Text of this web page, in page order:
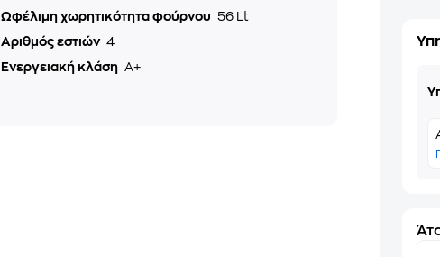
Ωφέλιμη χωρητικότητα φούρνου 56 Lt
Αριθμός εστιών 4
Ενεργειακή κλάση A+